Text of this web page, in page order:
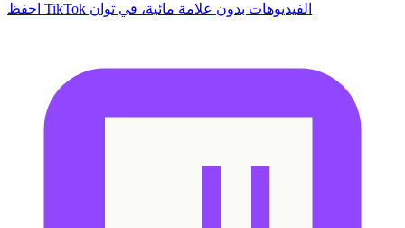
احفظ TikTok الفيديوهات بدون علامة مائية، في ثوان